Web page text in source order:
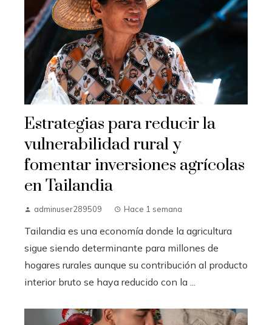
Estrategias para reducir la
vulnerabilidad rural y
fomentar inversiones agrícolas
en Tailandia
adminuser289509 Hace 1 semana
Tailandia es una economía donde la agricultura
sigue siendo determinante para millones de
hogares rurales aunque su contribución al producto
interior bruto se haya reducido con la ...